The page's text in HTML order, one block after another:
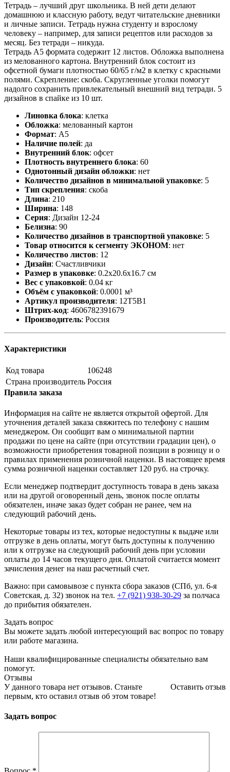
Тетрадь – лучший друг школьника. В ней дети делают
домашнюю и классную работу, ведут читательские дневники
и личные записи. Тетрадь нужна студенту и взрослому
человеку – например, для записи рецептов или расходов за
месяц. Без тетради – никуда.
Тетрадь А5 формата содержит 12 листов. Обложка выполнена
из мелованного картона. Внутренний блок состоит из
офсетной бумаги плотностью 60/65 г/м2 в клетку с красными
полями. Скрепление: скоба. Скругленные уголки помогут
надолго сохранить привлекательный внешний вид тетради. 5
дизайнов в спайке из 10 шт.
Линовка блока: клетка
Обложка: мелованный картон
Формат: А5
Наличие полей: да
Внутренний блок: офсет
Плотность внутреннего блока: 60
Однотонный дизайн обложки: нет
Количество дизайнов в минимальной упаковке: 5
Тип скрепления: скоба
Длина: 210
Ширина: 148
Серия: Дизайн 12-24
Белизна: 90
Количество дизайнов в транспортной упаковке: 5
Товар относится к сегменту ЭКОНОМ: нет
Количество листов: 12
Дизайн: Счастливчики
Размер в упаковке: 0.2x20.6x16.7 см
Вес с упаковкой: 0.04 кг
Объём с упаковкой: 0.0001 м³
Артикул производителя: 12Т5В1
Штрих-код: 4606782391679
Производитель: Россия
Характеристики
Код товара
106248
Страна производитель Россия
Правила заказа
Информация на сайте не является открытой офертой. Для
уточнения деталей заказа свяжитесь по телефону с нашим
менеджером. Он сообщит вам о минимальной партии
продажи по цене на сайте (при отсутствии градации цен), о
возможности приобретения товарной позиции в розницу и о
правилах применения розничной наценки. В настоящее время
сумма розничной наценки составляет 120 руб. на строчку.
Если менеджер подтвердит доступность товара в день заказа
или на другой оговоренный день, звонок после оплаты
обязателен, иначе заказ будет собран не ранее, чем на
следующий рабочий день.
Некоторые товары из тех, которые недоступны к выдаче или
отгрузке в день оплаты, могут быть доступны к получению
или к отгрузке на следующий рабочий день при условии
оплаты до 14 часов текущего дня. Оплатой считается момент
зачисления денег на наш расчетный счет.
Важно: при самовывозе с пункта сборa заказов (СПб, ул. 6-я
Советская, д. 32) звонок на тел. +7 (921) 938-30-29 за полчаса
до прибытия обязателен.
Задать вопрос
Вы можете задать любой интересующий вас вопрос по товару
или работе магазина.
Наши квалифицированные специалисты обязательно вам
помогут.
Отзывы
Оставить отзыв
У данного товара нет отзывов. Станьте
первым, кто оставил отзыв об этом товаре!
Задать вопрос